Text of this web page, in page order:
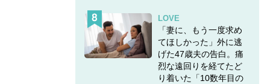
LOVE
「妻に、もう一度求め
てほしかった」外に逃
げた47歳夫の告白。痛
烈な遠回りを経てたど
り着いた「10数年目の